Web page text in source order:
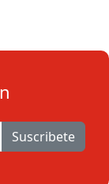
Suscribete